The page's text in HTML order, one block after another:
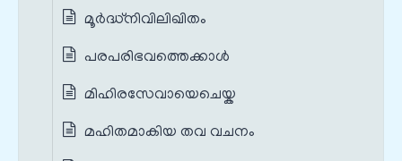
മൂര്‍ദ്ധ്നിവിലിഖിതം
പരപരിഭവത്തെക്കാള്‍
മിഹിരസേവായെചെയ്ക
മഹിതമാകിയ തവ വചനം